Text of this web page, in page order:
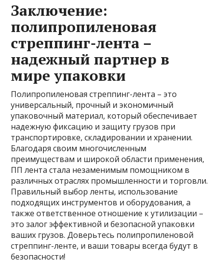
Заключение:
полипропиленовая
стреппинг-лента –
надежный партнер в
мире упаковки
Полипропиленовая стреппинг-лента – это
универсальный, прочный и экономичный
упаковочный материал, который обеспечивает
надежную фиксацию и защиту грузов при
транспортировке, складировании и хранении.
Благодаря своим многочисленным
преимуществам и широкой области применения,
ПП лента стала незаменимым помощником в
различных отраслях промышленности и торговли.
Правильный выбор ленты, использование
подходящих инструментов и оборудования, а
также ответственное отношение к утилизации –
это залог эффективной и безопасной упаковки
ваших грузов. Доверьтесь полипропиленовой
стреппинг-ленте, и ваши товары всегда будут в
безопасности!